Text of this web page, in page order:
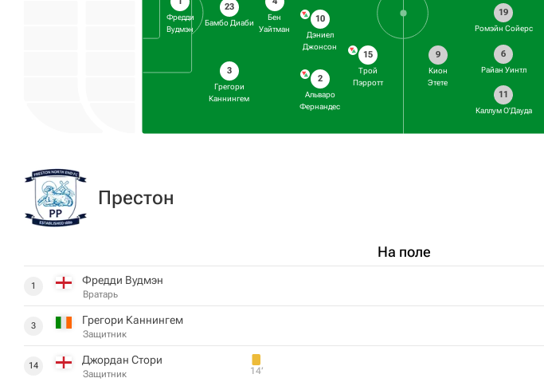
Фредди
Вудмэн
23
Бамбо Диаби
3
Грегори
Каннингем
Бен
Уайтман
10
Дэниел
Джонсон
2
Альваро
Фернандес
15
Трой
Пэрротт
19
Ромэйн Сойерс
6
Райан Уинтл
11
Каллум О'Дауда
9
Кион
Этете
Престон
На поле
1 Фредди Вудмэн
Вратарь
3 Грегори Каннингем
Защитник
14 Джордан Стори
Защитник 14‎’‎